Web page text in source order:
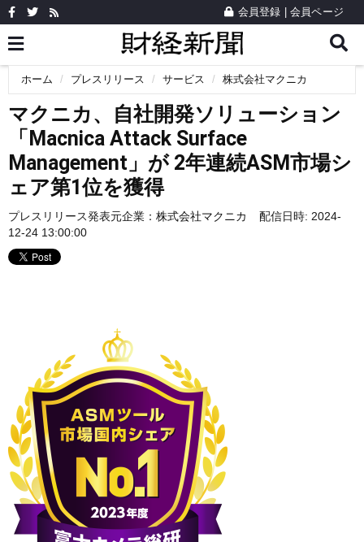
会員登録 会員ページ
ホーム プレスリリース サービス 株式会社マクニカ
マクニカ、自社開発ソリューション
「Macnica Attack Surface
Management」が 2年連続ASM市場シ
ェア第1位を獲得
プレスリリース発表元企業： 株式会社マクニカ
配信日時: 2024-
12-24 13:00:00